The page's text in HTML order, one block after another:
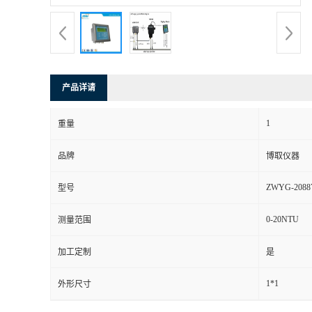
产品详请
重量 1
品牌 博取仪器
型号 ZWYG-
测量范围 0-20NTU
加工定制 是
外形尺寸 1*1